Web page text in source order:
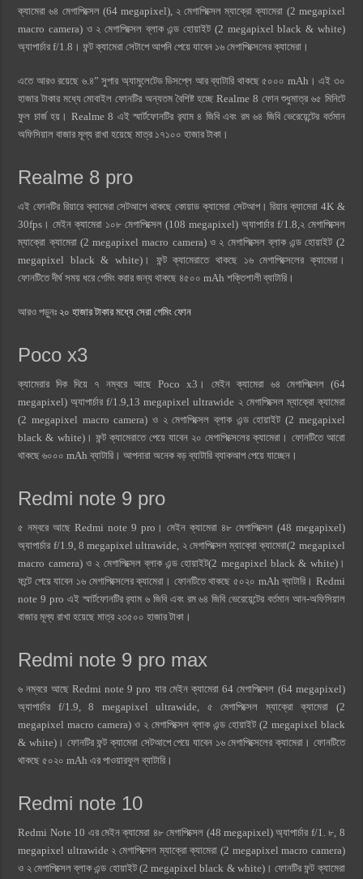
ক্যামেরা ৬৪ মেগাপিক্সেল (64 megapixel), ২ মেগাপিক্সেল ম্যাক্রো ক্যামেরা (2 megapixel
macro camera) ও ২ মেগাপিক্সেল ব্লাক এন্ড হোয়াইট (2 megapixel black & white)
অ্যাপার্চার f/1.8। ফন্ট ক্যামেরা সেটাপে আপনি পেয়ে যাবেন ১৬ মেগাপিক্সেলের ক্যামেরা।
এতে আরও রয়েছে ৬.৪” সুপার অ্যামুলেটেড ডিসপ্লে আর ব্যাটারি থাকছে ৫০০০ mAh। এই ৩০
হাজার টাকার মধ্যে মোবাইল ফোনটির অন্যতম বৈশিষ্ট হচ্ছে Realme 8 ফোন শুধুমাত্র ৬৫ মিনিটে
ফুল চার্জ হয়। Realme 8 এই স্মার্টফোনটির র‍্যাম ৪ জিবি এবং রম ৬৪ জিবি ভেরেয়েন্টের বর্তমান
অফিসিয়াল বাজার মূল্য রাখা হয়েছে মাত্র ১৭১০০ হাজার টাকা।
Realme 8 pro
এই ফোনটির রিয়ারে ক্যামেরা সেটআপে থাকছে কোয়াড ক্যামেরা সেটআপ। রিয়ার ক্যামেরা 4K &
30fps। মেইন ক্যামেরা ১০৮ মেগাপিক্সেল (108 megapixel) অ্যাপার্চার f/1.8,২ মেগাপিক্সেল
ম্যাক্রো ক্যামেরা (2 megapixel macro camera) ও ২ মেগাপিক্সেল ব্লাক এন্ড হোয়াইট (2
megapixel black & white)। ফন্ট ক্যামেরাতে থাকছে ১৬ মেগাপিক্সেলের ক্যামেরা।
ফোনটিতে দীর্ঘ সময় ধরে গেমিং করার জন্য থাকছে ৪৫০০ mAh শক্তিশালী ব্যাটারি।
আরও পড়ুনঃ২০ হাজার টাকার মধ্যে সেরা গেমিং ফোন
Poco x3
ক্যামেরার দিক দিয়ে ৭ নম্বরে আছে Poco x3। মেইন ক্যামেরা ৬৪ মেগাপিক্সেল (64
megapixel) অ্যাপার্চার f/1.9,13 megapixel ultrawide ২ মেগাপিক্সেল ম্যাক্রো ক্যামেরা
(2 megapixel macro camera) ও ২ মেগাপিক্সেল ব্লাক এন্ড হোয়াইট (2 megapixel
black & white)। ফন্ট ক্যামেরাতে পেয়ে যাবেন ২০ মেগাপিক্সেলের ক্যামেরা। ফোনটিতে আরো
থাকছে ৬০০০ mAh ব্যাটারি। আপনারা অনেক বড় ব্যাটারি ব্যাকআপ পেয়ে যাচ্ছেন।
Redmi note 9 pro
৫ নম্বরে আছে Redmi note 9 pro। মেইন ক্যামেরা ৪৮ মেগাপিক্সেল (48 megapixel)
অ্যাপার্চার f/1.9, 8 megapixel ultrawide, ২ মেগাপিক্সেল ম্যাক্রো ক্যামেরা(2 megapixel
macro camera) ও ২ মেগাপিক্সেল ব্লাক এন্ড হোয়াইট(2 megapixel black & white)।
ফন্টে পেয়ে যাবেন ১৬ মেগাপিক্সেলের ক্যামেরা। ফোনটিতে থাকছে ৫০২০ mAh ব্যাটারি। Redmi
note 9 pro এই স্মার্টফোনটির র‍্যাম ৬ জিবি এবং রম ৬৪ জিবি ভেরেয়েন্টের বর্তমান আন-অফিসিয়াল
বাজার মূল্য রাখা হয়েছে মাত্র ২৩৫০০ হাজার টাকা।
Redmi note 9 pro max
৬ নম্বরে আছে Redmi note 9 pro যার মেইন ক্যামেরা 64 মেগাপিক্সেল (64 megapixel)
অ্যাপার্চার f/1.9, 8 megapixel ultrawide, ৫ মেগাপিক্সেল ম্যাক্রো ক্যামেরা (2
megapixel macro camera) ও ২ মেগাপিক্সেল ব্লাক এন্ড হোয়াইট (2 megapixel black
& white)। ফোনটির ফন্ট ক্যামেরা সেটআপে পেয়ে যাবেন ১৬ মেগাপিক্সেলের ক্যামেরা। ফোনটিতে
থাকছে ৫০২০ mAh এর পাওয়ারফুল ব্যাটারি।
Redmi note 10
Redmi Note 10 এর মেইন ক্যামেরা ৪৮ মেগাপিক্সেল (48 megapixel) অ্যাপার্চার f/1. ৮, 8
megapixel ultrawide ২ মেগাপিক্সেল ম্যাক্রো ক্যামেরা (2 megapixel macro camera)
ও ২ মেগাপিক্সেল ব্লাক এন্ড হোয়াইট (2 megapixel black & white)। ফোনটির ফন্ট ক্যামেরা